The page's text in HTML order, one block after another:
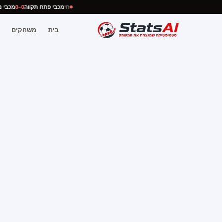
חימכבי פתח תקווה0–0
בית משחקים